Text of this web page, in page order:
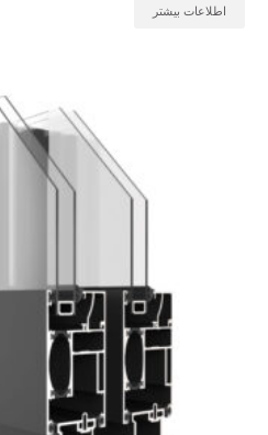
اطلاعات بیشتر